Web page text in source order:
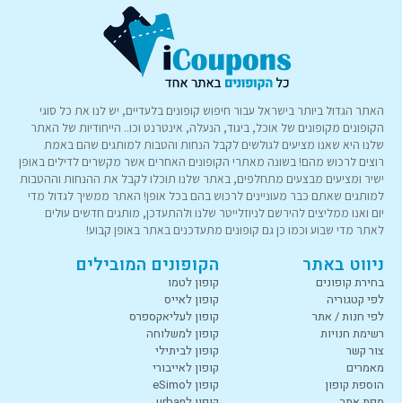
האתר הגדול ביותר בישראל עבור חיפוש קופונים בלעדיים, יש לנו את כל סוגי
הקופונים מקופונים של אוכל, ביגוד, הנעלה, אינטרנט וכו.. הייחודיות של האתר
שלנו היא שאנו מציעים לגולשים לקבל הנחות והטבות למותגים שהם באמת
רוצים לרכוש מהם! בשונה מאתרי הקופונים האחרים אשר מקשרים לדילים באופן
ישיר ומציעים מבצעים מתחלפים, באתר שלנו תוכלו לקבל את ההנחות וההטבות
למותגים שאתם כבר מעוניינים לרכוש בהם בכל אופן! האתר ממשיך לגדול מדי
יום ואנו ממליצים להירשם לניוזלייטר שלנו ולהתעדכן, מותגים חדשים עולים
לאתר מדי שבוע וכמו כן גם קופונים מתעדכנים באתר באופן קבוע!
ניווט באתר
בחירת קופונים
לפי קטגוריה
לפי חנות / אתר
רשימת חנויות
צור קשר
מאמרים
הוספת קופון
הקופונים המובילים
קופון לטמו
קופון לאייס
קופון לעליאקספרס
קופון למשלוחה
קופון לביתילי
קופון לאייבורי
קופון לeSimo